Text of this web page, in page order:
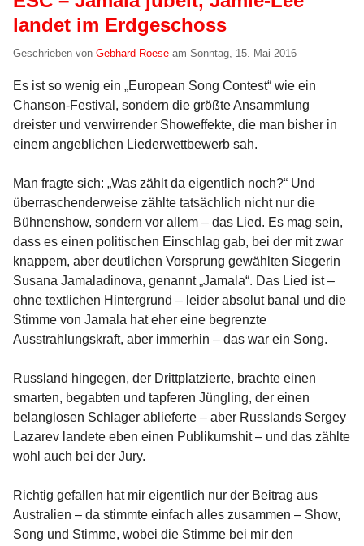
landet im Erdgeschoss
Geschrieben von Gebhard Roese am Sonntag, 15. Mai 2016
Es ist so wenig ein „European Song Contest“ wie ein
Chanson-Festival, sondern die größte Ansammlung
dreister und verwirrender Showeffekte, die man bisher in
einem angeblichen Liederwettbewerb sah.
Man fragte sich: „Was zählt da eigentlich noch?“ Und
überraschenderweise zählte tatsächlich nicht nur die
Bühnenshow, sondern vor allem – das Lied. Es mag sein,
dass es einen politischen Einschlag gab, bei der mit zwar
knappem, aber deutlichen Vorsprung gewählten Siegerin
Susana Jamaladinova, genannt „Jamala“. Das Lied ist –
ohne textlichen Hintergrund – leider absolut banal und die
Stimme von Jamala hat eher eine begrenzte
Ausstrahlungskraft, aber immerhin – das war ein Song.
Russland hingegen, der Drittplatzierte, brachte einen
smarten, begabten und tapferen Jüngling, der einen
belanglosen Schlager ablieferte – aber Russlands Sergey
Lazarev landete eben einen Publikumshit – und das zählte
wohl auch bei der Jury.
Richtig gefallen hat mir eigentlich nur der Beitrag aus
Australien – da stimmte einfach alles zusammen – Show,
Song und Stimme, wobei die Stimme bei mir den